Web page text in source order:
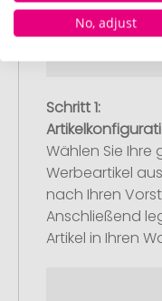
Schritt 1:
Wählen Sie
Werbeartikel
nach Ihren
Anschließend
Artikel in Ihren
No, adjust